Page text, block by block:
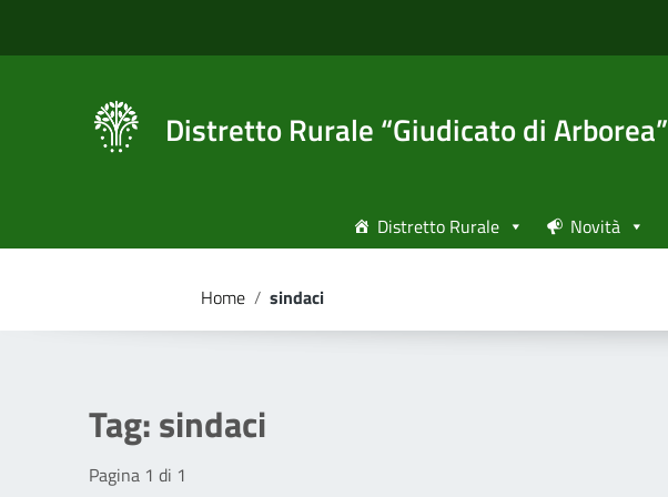
Distretto Rurale “Giudicato di Arborea”
Distretto Rurale Novità
Home / sindaci
Tag:sindaci
Pagina 1 di 1